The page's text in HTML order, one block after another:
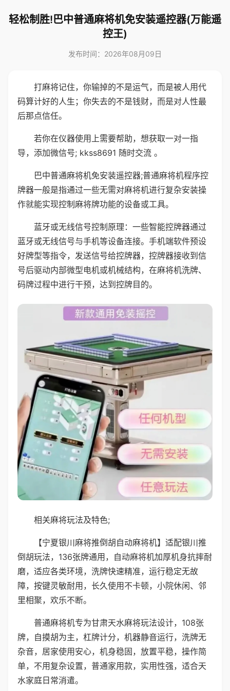
轻松制胜!巴中普通麻将机免安装遥控器(万能遥
控王)
发布时间：2026年08月09日
打麻将记住，你输掉的不是运气，而是被人用代
码算计好的人生；你失去的不是钱财，而是对人性最
后那点信任。
若你在仪器使用上需要帮助，想获取一对一指
导，添加微信号; kkss8691 随时交流 。
巴中普通麻将机免安装遥控器;普通麻将机程序控
牌器一般是指通过一些无需对麻将机进行复杂安装操
作就能实现控制麻将牌功能的设备或工具。
蓝牙或无线信号控制原理：一些智能控牌器通过
蓝牙或无线信号与手机等设备连接。手机端软件预设
好牌型等指令，发送信号给控牌器，控牌器接收到信
号后驱动内部微型电机或机械结构，在麻将机洗牌、
码牌过程中进行干预，达到控牌目的。
相关麻将玩法及特色;
【宁夏银川麻将推倒胡自动麻将机】适配银川推
倒胡玩法，136张牌通用，自动麻将机加厚机身抗摔耐
磨，适应各类环境，洗牌快速精准，运行稳定无故
障，按键灵敏耐用，长久使用不卡顿，小院休闲、邻
里相聚，欢乐不断。
普通麻将机专为甘肃天水麻将玩法设计，108张
牌，自摸胡为主，杠牌计分，机器静音运行，洗牌无
杂音，居家使用安心，机身稳固，放置平稳，操作简
单，不用复杂设置，普通家用款，实用性强，适合天
水家庭日常消遣。